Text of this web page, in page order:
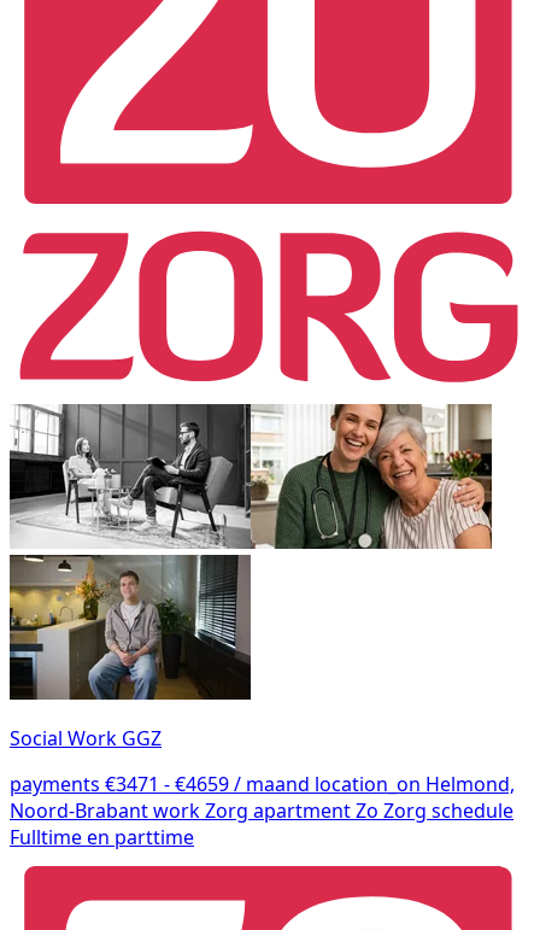
Social Work GGZ
payments €3471 - €4659 / maand location_on Helmond,
Noord-BrabantworkZorg apartmentZo Zorg schedule
Fulltime en parttime